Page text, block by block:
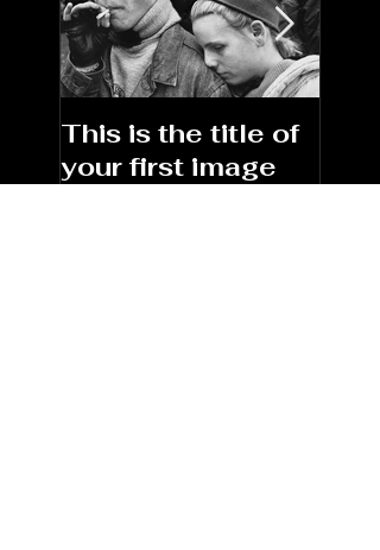
This is the title of
your first image